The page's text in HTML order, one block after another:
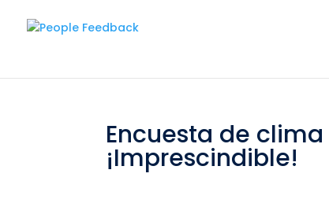
Encuesta de
¡Imprescindible!